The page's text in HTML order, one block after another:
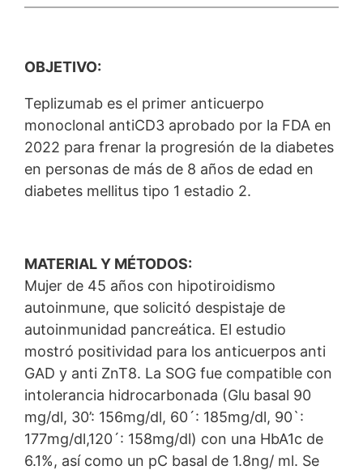
OBJETIVO:
Teplizumab es el primer anticuerpo
monoclonal antiCD3 aprobado por la FDA en
2022 para frenar la progresión de la diabetes
en personas de más de 8 años de edad en
diabetes mellitus tipo 1 estadio 2.
MATERIAL Y MÉTODOS:
Mujer de 45 años con hipotiroidismo
autoinmune, que solicitó despistaje de
autoinmunidad pancreática. El estudio
mostró positividad para los anticuerpos anti
GAD y anti ZnT8. La SOG fue compatible con
intolerancia hidrocarbonada (Glu basal 90
mg/dl, 30’: 156mg/dl, 60´: 185mg/dl, 90`:
177mg/dl,120´: 158mg/dl) con una HbA1c de
6.1%, así como un pC basal de 1.8ng/ ml. Se